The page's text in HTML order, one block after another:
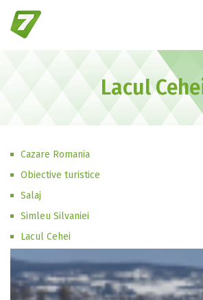
Lacul
Cazare Romania
Obiective turistice
Salaj
Simleu Silvaniei
Lacul Cehei